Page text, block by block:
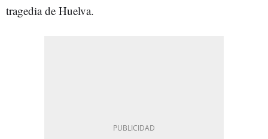
tragedia de Huelva.